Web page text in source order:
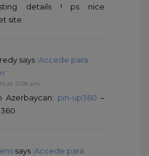
details ! ps nice
site.
says :Accede para
at 11:28 am
Azerbaycan: pin-up360 –
says :Accede para